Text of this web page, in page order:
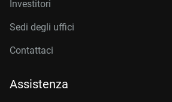
Investitori
Sedi degli uffici
Contattaci
Assistenza